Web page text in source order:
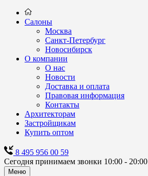
Салоны
Москва
Санкт-Петербург
Новосибирск
О компании
О нас
Новости
Доставка и оплата
Правовая информация
Контакты
Архитекторам
Застройщикам
Купить оптом
8 495 956 00 59
Сегодня принимаем звонки 10:00 - 20:00
Меню